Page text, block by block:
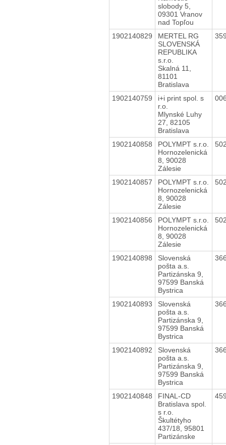
slobody 5,
09301 Vranov
nad Topľou
1902140829
MERTEL RG
SLOVENSKÁ
REPUBLIKA
s.r.o.
Skalná 11,
81101
Bratislava
1902140759
i+i print spol. s
r.o.
Mlynské Luhy
27, 82105
Bratislava
1902140858
POLYMPT s.r.o.
Hornozelenická
8, 90028
Zálesie
1902140857
POLYMPT s.r.o.
Hornozelenická
8, 90028
Zálesie
1902140856
POLYMPT s.r.o.
Hornozelenická
8, 90028
Zálesie
1902140898
Slovenská
pošta a.s.
Partizánska 9,
97599 Banská
Bystrica
1902140893
Slovenská
pošta a.s.
Partizánska 9,
97599 Banská
Bystrica
1902140892
Slovenská
pošta a.s.
Partizánska 9,
97599 Banská
Bystrica
1902140848
FINAL-CD
Bratislava spol.
s r.o.
Škultétyho
437/18, 95801
Partizánske